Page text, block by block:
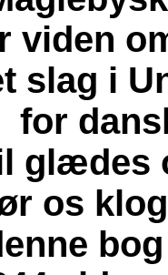
viden
slag i
for
glædes
os